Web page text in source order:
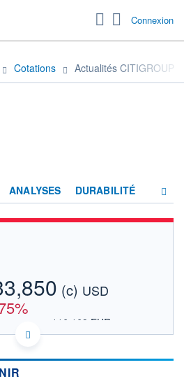
Connexion
Cotations Actualités CITIGROUP
ANALYSES DURABILITÉ
PRODUITS DE BOURSE
HISTORIQUE
ACTIONNAIRES
(c) USD
116,168 EUR